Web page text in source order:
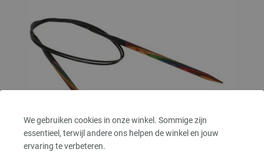
We gebruiken cookies in onze winkel. Sommige zijn
essentieel, terwijl andere ons helpen de winkel en jouw
ervaring te verbeteren.